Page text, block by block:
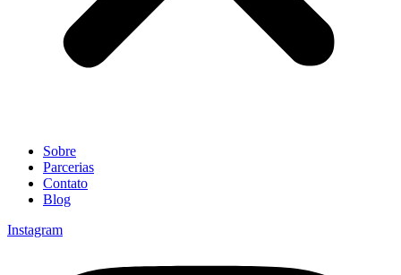
Sobre
Parcerias
Contato
Blog
Instagram